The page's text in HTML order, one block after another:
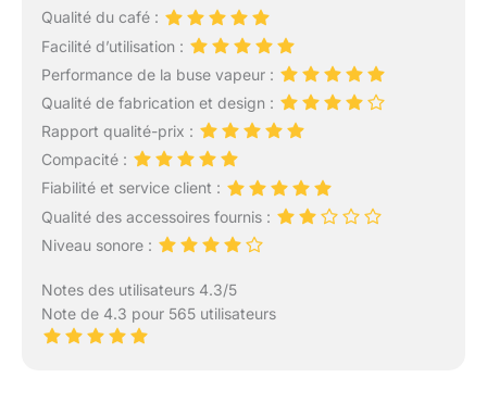
Qualité du café :
Facilité d’utilisation :
Performance de la buse vapeur :
Qualité de fabrication et design :
Rapport qualité-prix :
Compacité :
Fiabilité et service client :
Qualité des accessoires fournis :
Niveau sonore :
Notes des utilisateurs 4.3/5
Note de 4.3 pour 565 utilisateurs